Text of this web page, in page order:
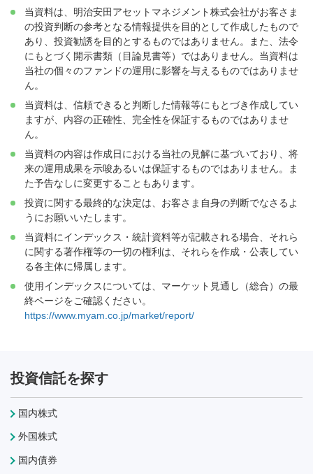
当資料は、明治安田アセットマネジメント株式会社がお客さま
の投資判断の参考となる情報提供を目的として作成したもので
あり、投資勧誘を目的とするものではありません。また、法令
にもとづく開示書類（目論見書等）ではありません。当資料は
当社の個々のファンドの運用に影響を与えるものではありませ
ん。
当資料は、信頼できると判断した情報等にもとづき作成してい
ますが、内容の正確性、完全性を保証するものではありませ
ん。
当資料の内容は作成日における当社の見解に基づいており、将
来の運用成果を示唆あるいは保証するものではありません。ま
た予告なしに変更することもあります。
投資に関する最終的な決定は、お客さま自身の判断でなさるよ
うにお願いいたします。
当資料にインデックス・統計資料等が記載される場合、それら
に関する著作権等の一切の権利は、それらを作成・公表してい
る各主体に帰属します。
使用インデックスについては、マーケット見通し（総合）の最
終ページをご確認ください。
https://www.myam.co.jp/market/report/
投資信託を探す
国内株式
外国株式
国内債券